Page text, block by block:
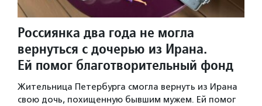
Россиянка два года не могла
вернуться с дочерью из Ирана.
Ей помог благотворительный фонд
Жительница Петербурга смогла вернуть из Ирана
свою дочь, похищенную бывшим мужем. Ей помог